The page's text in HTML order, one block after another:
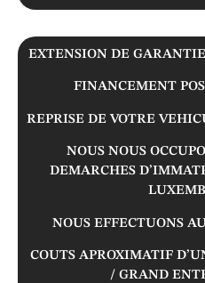
EXTENSION DE
FINANCEMENT
REPRISE DE VOTRE
NOUS NOUS
DEMARCHES
NOUS EFFECTUONS
COUTS APROXIMATIF
/ GRAND